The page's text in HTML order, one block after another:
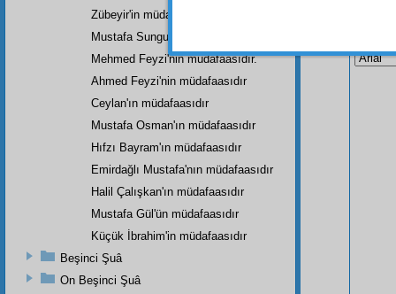
Zübeyir'in müdafasıdır.
Mustafa Sungur'un müdafaasıdır.
Mehmed Feyzi'nin müdafaasıdır.
Ahmed Feyzi'nin müdafaasıdır
Ceylan'ın müdafaasıdır
Mustafa Osman'ın müdafaasıdır
Hıfzı Bayram'ın müdafaasıdır
Emirdağlı Mustafa'nın müdafaasıdır
Halil Çalışkan'ın müdafaasıdır
Mustafa Gül'ün müdafaasıdır
Küçük İbrahim'in müdafaasıdır
Beşinci Şuâ
On Beşinci Şuâ